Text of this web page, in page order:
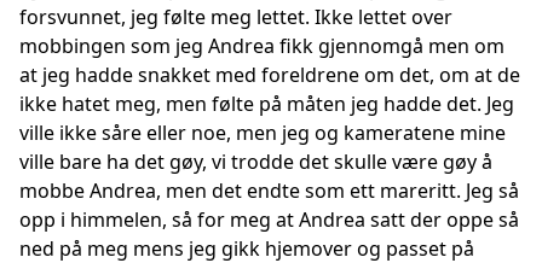
forsvunnet, jeg følte meg lettet. Ikke lettet over
mobbingen som jeg Andrea fikk gjennomgå men om
at jeg hadde snakket med foreldrene om det, om at de
ikke hatet meg, men følte på måten jeg hadde det. Jeg
ville ikke såre eller noe, men jeg og kameratene mine
ville bare ha det gøy, vi trodde det skulle være gøy å
mobbe Andrea, men det endte som ett mareritt. Jeg så
opp i himmelen, så for meg at Andrea satt der oppe så
ned på meg mens jeg gikk hjemover og passet på